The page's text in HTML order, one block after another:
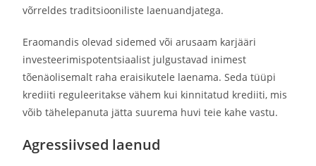
võrreldes traditsiooniliste laenuandjatega.
Eraomandis olevad sidemed või arusaam karjääri
investeerimispotentsiaalist julgustavad inimest
tõenäolisemalt raha eraisikutele laenama.Seda tüüpi
krediiti reguleeritakse vähem kui kinnitatud krediiti, mis
võib tähelepanuta jätta suurema huvi teie kahe vastu.
Agressiivsed laenud